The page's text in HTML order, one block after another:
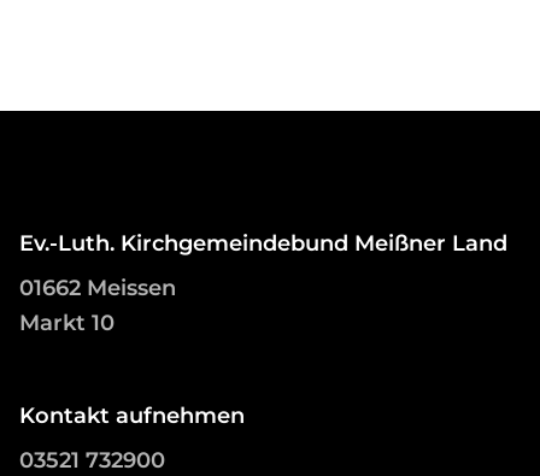
Ev.-Luth. Kirchgemeindebund Meißner Land
01662 Meissen
Markt 10
Kontakt aufnehmen
03521 732900